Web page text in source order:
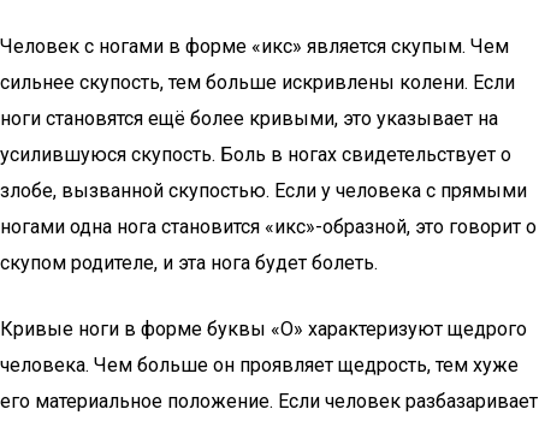
Человек с ногами в форме «икс» является скупым. Чем
сильнее скупость, тем больше искривлены колени. Если
ноги становятся ещё более кривыми, это указывает на
усилившуюся скупость. Боль в ногах свидетельствует о
злобе, вызванной скупостью. Если у человека с прямыми
ногами одна нога становится «икс»-образной, это говорит о
скупом родителе, и эта нога будет болеть.
Кривые ноги в форме буквы «О» характеризуют щедрого
человека. Чем больше он проявляет щедрость, тем хуже
его материальное положение. Если человек разбазаривает